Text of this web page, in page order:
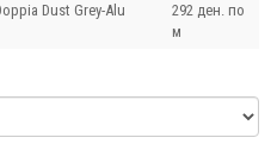
Dust Grey-Alu
292 ден. по
м